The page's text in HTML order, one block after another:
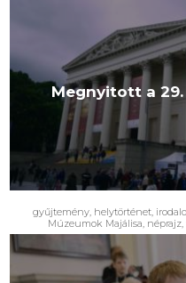
Megnyitott a
gyűjtemény, helytörténet,
Múzeumok Majálisa,